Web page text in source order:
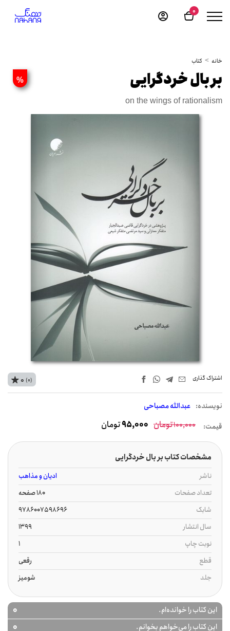
0
خانه کتاب
% بر بال خردگرایی
on the wings of rationalism
اشتراک‌ گذاری
نويسنده: عبدالله مصباحی
0 (0)
قیمت: 100,000تومان 95,000تومان
مشخصات کتاب بر بال خردگرایی
ناشر
ادیان و مذاهب
تعداد صفحات
180 صفحه
شابک
9786007598696
سال انتشار
1399
نوبت چاپ
1
قطع
رقعی
جلد
شومیز
این کتاب را خوانده‌ام. 0
این کتاب را می‌خواهم بخوانم.
0